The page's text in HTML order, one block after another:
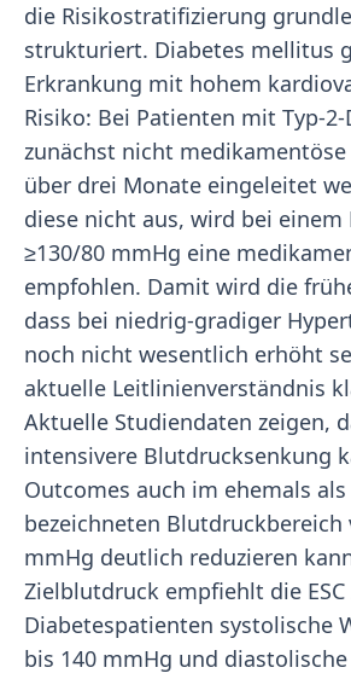
die Risikostratifizierung
strukturiert. Diabetes mellitus
Erkrankung mit hohem
Risiko: Bei Patienten mit Typ-
zunächst nicht
über drei Monate eingeleitet
diese nicht aus, wird bei
≥130/80 mmHg eine
empfohlen. Damit wird die
dass bei niedrig-gradiger
noch nicht wesentlich erhöht
aktuelle Leitlinienverständnis
Aktuelle Studiendaten zeigen,
intensivere Blutdrucksenkung
Outcomes auch im ehemals als
bezeichneten Blutdruckbereich
mmHg deutlich reduzieren
Zielblutdruck empfiehlt die ESC
Diabetespatienten systolische
bis 140 mmHg und